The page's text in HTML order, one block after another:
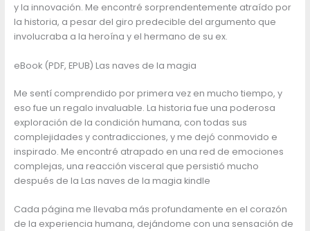
y la innovación. Me encontré sorprendentemente atraído por
la historia, a pesar del giro predecible del argumento que
involucraba a la heroína y el hermano de su ex.
eBook (PDF, EPUB) Las naves de la magia
Me sentí comprendido por primera vez en mucho tiempo, y
eso fue un regalo invaluable. La historia fue una poderosa
exploración de la condición humana, con todas sus
complejidades y contradicciones, y me dejó conmovido e
inspirado. Me encontré atrapado en una red de emociones
complejas, una reacción visceral que persistió mucho
después de la Las naves de la magia kindle
Cada página me llevaba más profundamente en el corazón
de la experiencia humana, dejándome con una sensación de